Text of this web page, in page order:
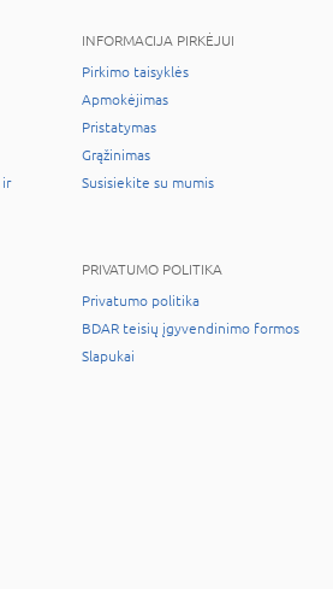
ir
INFORMACIJA PIRKĖJUI
Pirkimo taisyklės
Apmokėjimas
Pristatymas
Grąžinimas
Susisiekite su mumis
PRIVATUMO POLITIKA
Privatumo politika
BDAR teisių įgyvendinimo formos
Slapukai